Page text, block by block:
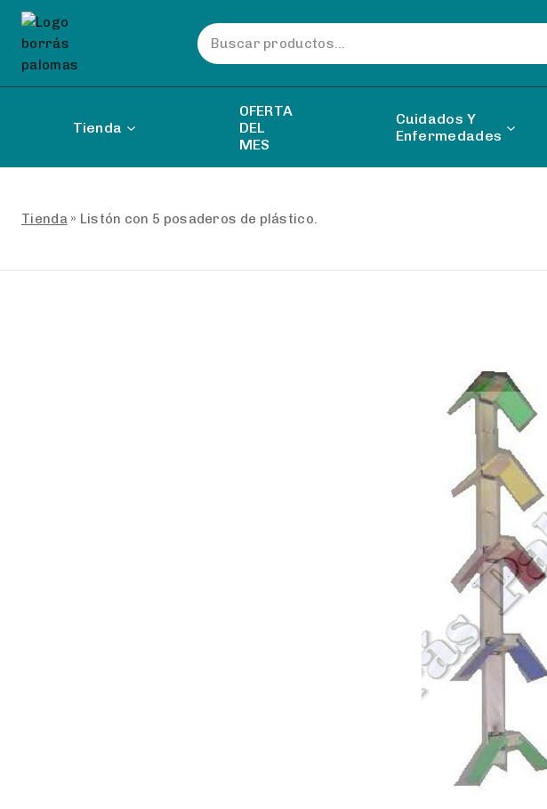
Skip
content
Buscar
por:
Tienda
OFERTA
DEL
MES
Cuidados Y
Enfermedades
Tienda » Listón con 5 posaderos de plástico.